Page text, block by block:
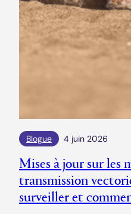
Blogue 4 juin 2026
Mises à jour sur les
transmission
surveiller et